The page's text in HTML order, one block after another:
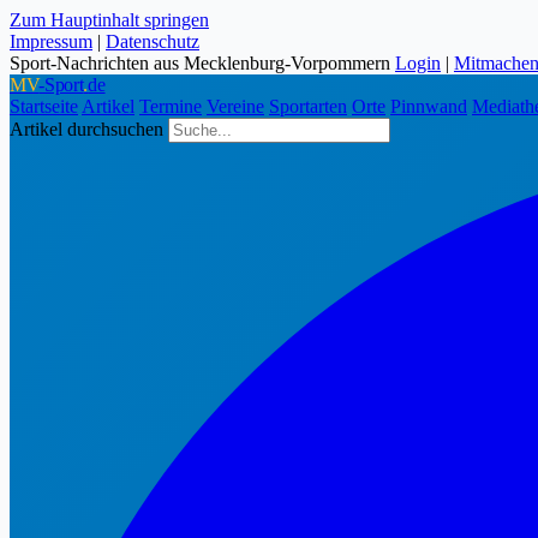
Zum Hauptinhalt springen
Impressum | Datenschutz
Sport-Nachrichten aus Mecklenburg-Vorpommern Login | Mitmachen
MV-Sport.de
Startseite Artikel Termine Vereine Sportarten Orte Pinnwand
Artikel durchsuchen